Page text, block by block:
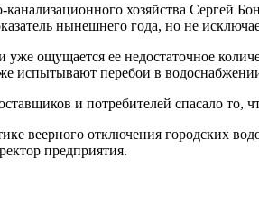
хозяйства Сергей
нынешнего года, но не
ощущается ее недостаточное
перебои в
и потребителей спасало то,
веерного отключения городских
предприятия.